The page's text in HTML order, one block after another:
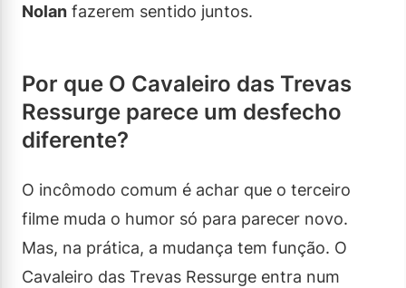
Nolan fazerem sentido juntos.
Por que O Cavaleiro das Trevas
Ressurge parece um desfecho
diferente?
O incômodo comum é achar que o terceiro
filme muda o humor só para parecer novo.
Mas, na prática, a mudança tem função. O
Cavaleiro das Trevas Ressurge entra num